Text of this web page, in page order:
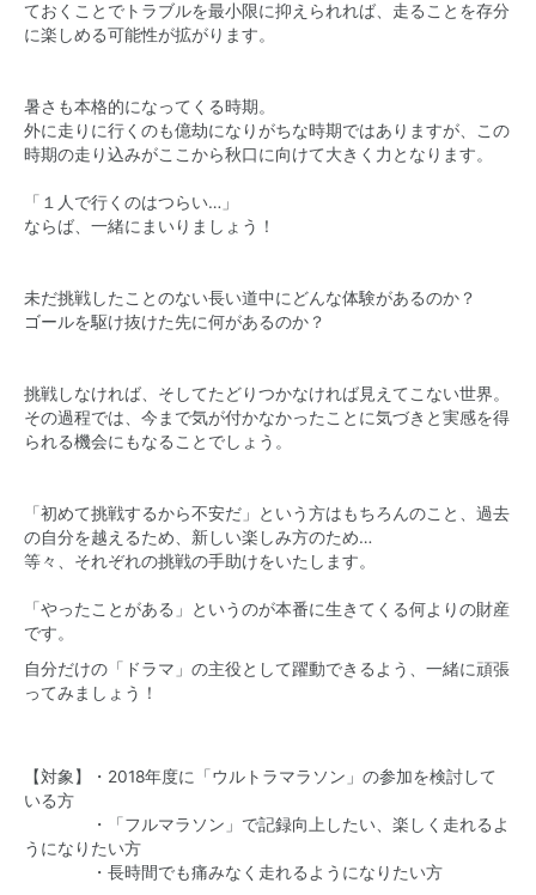
ておくことでトラブルを最小限に抑えられれば、走ることを存分
に楽しめる可能性が拡がります。
暑さも本格的になってくる時期。
外に走りに行くのも億劫になりがちな時期ではありますが、この
時期の走り込みがここから秋口に向けて大きく力となります。
「１人で行くのはつらい…」
ならば、一緒にまいりましょう！
未だ挑戦したことのない長い道中にどんな体験があるのか？
ゴールを駆け抜けた先に何があるのか？
挑戦しなければ、そしてたどりつかなければ見えてこない世界。
その過程では、今まで気が付かなかったことに気づきと実感を得
られる機会にもなることでしょう。
「初めて挑戦するから不安だ」という方はもちろんのこと、過去
の自分を越えるため、新しい楽しみ方のため…
等々、それぞれの挑戦の手助けをいたします。
「やったことがある」というのが本番に生きてくる何よりの財産
です。
自分だけの「ドラマ」の主役として躍動できるよう、一緒に頑張
ってみましょう！
【対象】・2018年度に「ウルトラマラソン」の参加を検討して
いる方
・「フルマラソン」で記録向上したい、楽しく走れるよ
うになりたい方
・長時間でも痛みなく走れるようになりたい方